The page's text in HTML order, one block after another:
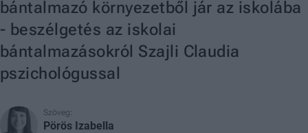
bántalmazó környezetből jár az iskolába
- beszélgetés az iskolai
bántalmazásokról Szajli Claudia
pszichológussal
Szöveg:
Pörös Izabella